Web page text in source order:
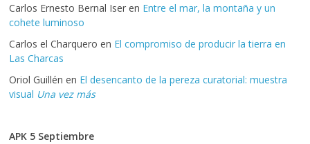
Carlos Ernesto Bernal Iser en Entre el mar, la montaña y un
cohete luminoso
Carlos el Charquero en El compromiso de producir la tierra en
Las Charcas
Oriol Guillén en El desencanto de la pereza curatorial: muestra
visual Una vez más
APK 5 Septiembre